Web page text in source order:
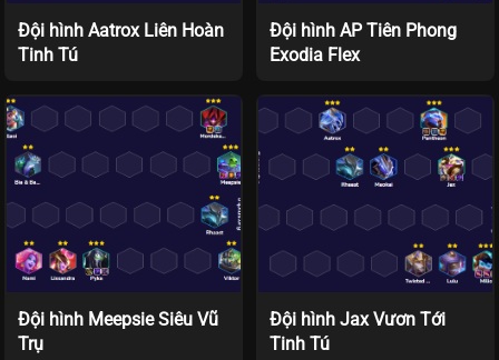
Đội hình Aatrox Liên Hoàn
Tinh Tú
Đội hình AP Tiên Phong
Exodia Flex
Đội hình Meepsie Siêu Vũ
Trụ
Đội hình Jax Vươn Tới
Tinh Tú